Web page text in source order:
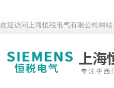
欢迎访问上海恒税电气有限公司网站